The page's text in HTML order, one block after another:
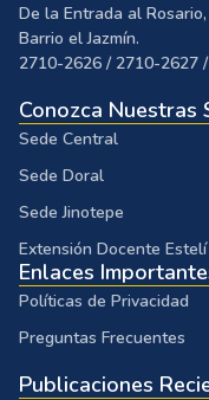
De la Entrada al
Barrio el Jazmín.
2710-2626 / 2710-2627
Conozca Nuestras
Sede Central
Sede Doral
Sede Jinotepe
Extensión Docente Estelí
Enlaces
Políticas de Privacidad
Preguntas Frecuentes
Publicaciones